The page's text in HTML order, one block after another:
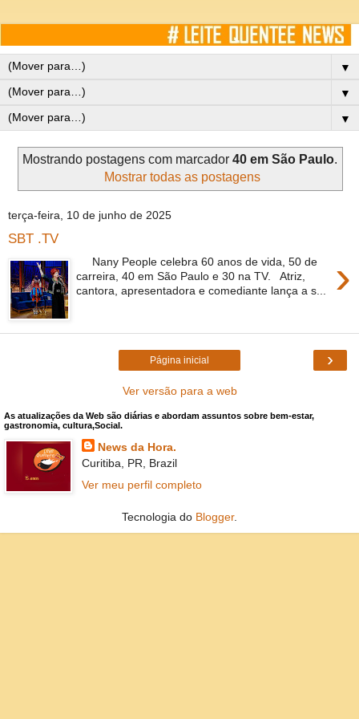
▼
▼
▼
Mostrando postagens com marcador 40 em São Paulo.
Mostrar todas as postagens
terça-feira, 10 de junho de 2025
SBT .TV
›
Nany People celebra 60 anos de vida, 50 de
carreira, 40 em São Paulo e 30 na TV. Atriz,
cantora, apresentadora e comediante lança a s...
›
Página inicial
Ver versão para a web
As atualizações da Web são diárias e abordam assuntos sobre bem-estar,
gastronomia, cultura,Social.
News da Hora.
Curitiba, PR, Brazil
Ver meu perfil completo
Tecnologia do Blogger.